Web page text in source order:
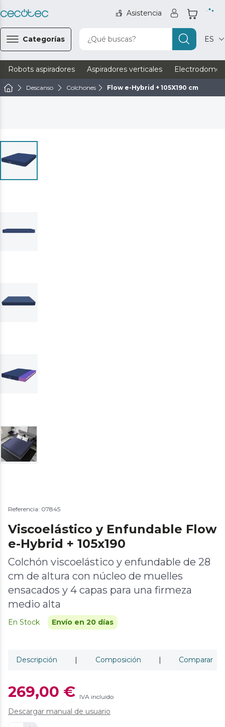
Asistencia
Categorías ¿Qué buscas? ES
Robots aspiradores Aspiradores verticales
Descanso Colchones Flow e-Hybrid + 105X190 cm
Referencia: 07845
Viscoelástico y Enfundable Flow
e-Hybrid + 105x190
Colchón viscoelástico y enfundable de 28
cm de altura con núcleo de muelles
ensacados y 4 capas para una firmeza
medio alta
En Stock Envío en 20 días
Descripción | Composición | Comparar
269,00 € IVA incluido
Descargar manual de usuario